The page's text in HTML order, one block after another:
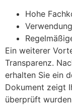
Hohe
Ein weiterer
Transparenz.
erhalten Sie ein
Dokument zeigt
überprüft